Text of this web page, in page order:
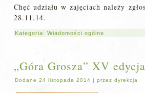
Chęć udziału w zajęciach należy
28.11.14.
Kategoria:Wiadomości ogólne
„Góra Grosza” XV edycja
Dodane 24 listopada 2014 |przez dyrekcja